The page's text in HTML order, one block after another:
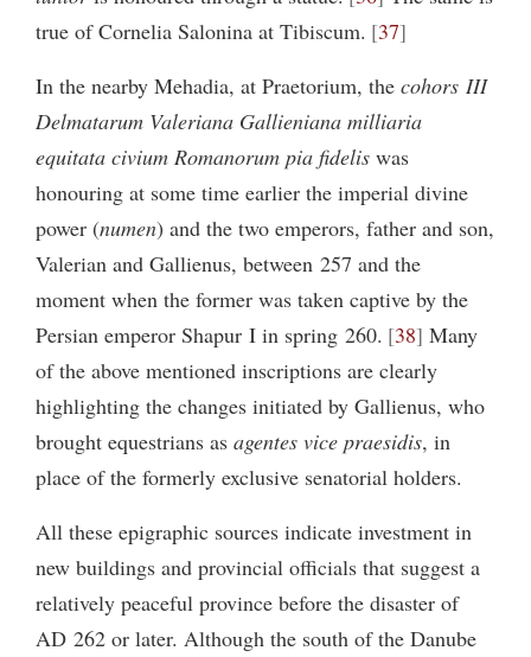
true of Cornelia Salonina at Tibiscum. 37
In the nearby Mehadia, at Praetorium, the cohors III
Delmatarum Valeriana Gallieniana milliaria
equitata civium Romanorum pia fidelis was
honouring at some time earlier the imperial divine
power (numen) and the two emperors, father and son,
Valerian and Gallienus, between 257 and the
moment when the former was taken captive by the
Persian emperor Shapur I in spring 260. 38 Many
of the above mentioned inscriptions are clearly
highlighting the changes initiated by Gallienus, who
brought equestrians as agentes vice praesidis, in
place of the formerly exclusive senatorial holders.
All these epigraphic sources indicate investment in
new buildings and provincial officials that suggest a
relatively peaceful province before the disaster of
AD 262 or later. Although the south of the Danube